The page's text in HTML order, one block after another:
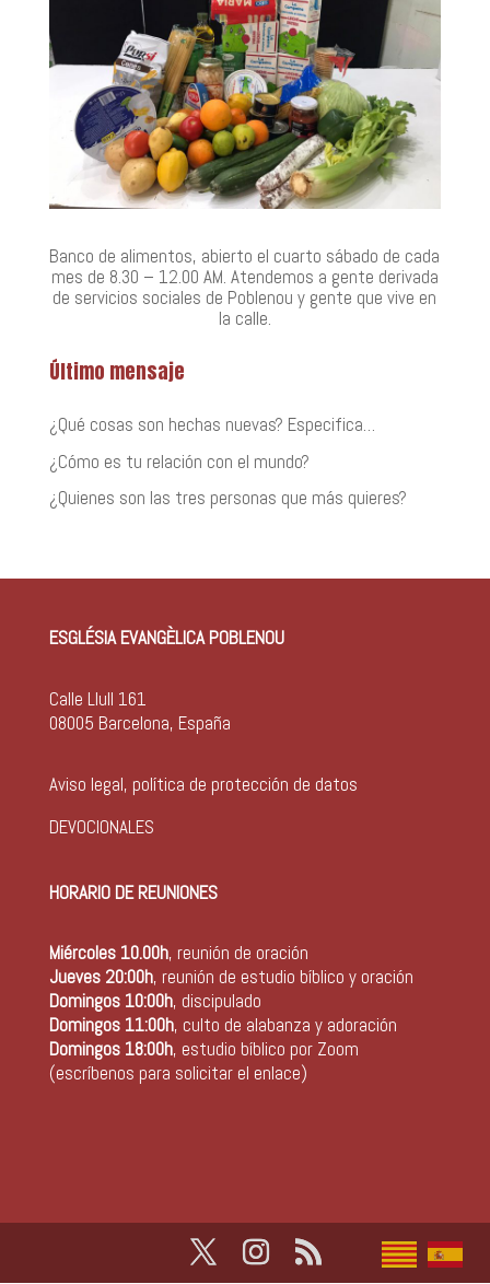
Banco de alimentos, abierto el cuarto sábado de cada
mes de 8.30 – 12.00 AM. Atendemos a gente derivada
de servicios sociales de Poblenou y gente que vive en
la calle.
Último mensaje
¿Qué cosas son hechas nuevas? Especifica…
¿Cómo es tu relación con el mundo?
¿Quienes son las tres personas que más quieres?
ESGLÉSIA EVANGÈLICA POBLENOU
Calle Llull 161
08005 Barcelona, España
Aviso legal, política de protección de datos
DEVOCIONALES
HORARIO DE REUNIONES
Miércoles 10.00h, reunión de oración
Jueves 20:00h, reunión de estudio bíblico y oración
Domingos 10:00h, discipulado
Domingos 11:00h, culto de alabanza y adoración
Domingos 18:00h, estudio bíblico por Zoom
(escríbenos para solicitar el enlace)